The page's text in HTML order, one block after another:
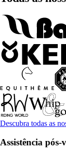
Descubra todas as
Assistência